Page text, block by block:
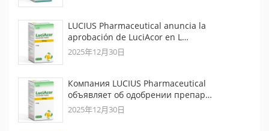
LUCIUS Pharmaceutical anuncia la
aprobación de LuciAcor en L…
2025年12月30日
Компания LUCIUS Pharmaceutical
объявляет об одобрении препар…
2025年12月30日